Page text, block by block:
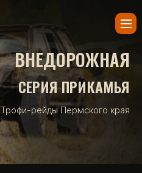
ВНЕДОРОЖНАЯ
СЕРИЯ ПРИКАМЬЯ
Трофи-рейды Пермского края